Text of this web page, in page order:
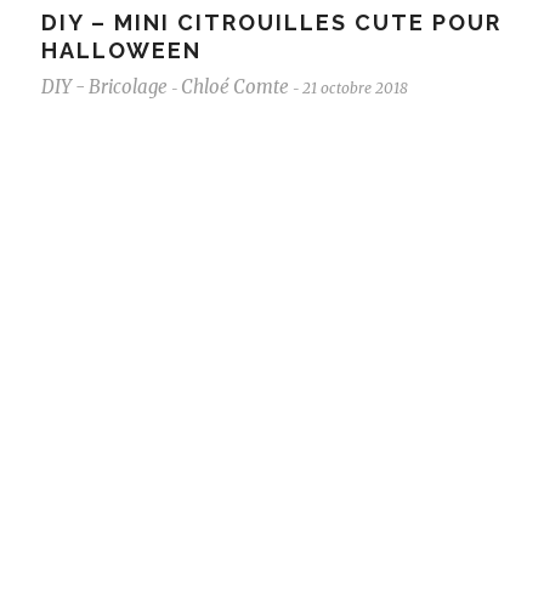
DIY – MINI CITROUILLES CUTE POUR
HALLOWEEN
DIY - Bricolage - Chloé Comte - 21 octobre 2018